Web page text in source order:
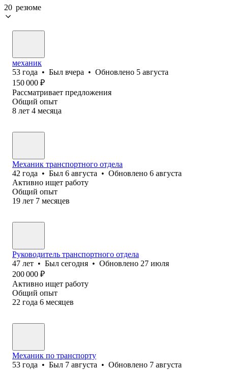
20 резюме
механик
53 года • Был вчера • Обновлено 5 августа
150 000 ₽
Рассматривает предложения
Общий опыт
8 лет 4 месяца
Механик транспортного отдела
42 года • Был 6 августа • Обновлено 6 августа
Активно ищет работу
Общий опыт
19 лет 7 месяцев
Руководитель транспортного отдела
47 лет • Был сегодня • Обновлено 27 июля
200 000 ₽
Активно ищет работу
Общий опыт
22 года 6 месяцев
Механик по транспорту
53 года • Был 7 августа • Обновлено 7 августа